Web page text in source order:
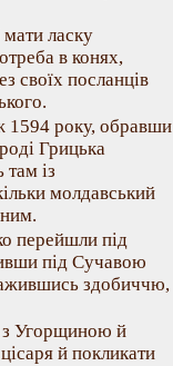
ласку
в конях,
своїх посланців
1594 року, обравши
Грицька
із
молдавський
перейшли під
під Сучавою
здобиччю,
з Угорщиною й
й покликати